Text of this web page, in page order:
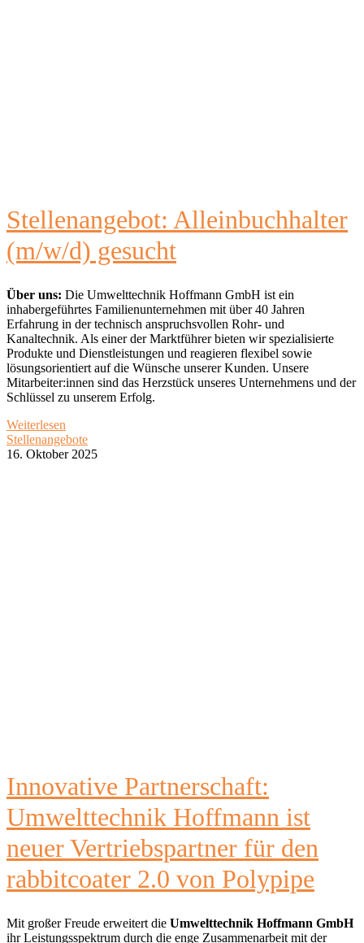
Stellenangebot: Alleinbuchhalter
(m/w/d) gesucht
Über uns: Die Umwelttechnik Hoffmann GmbH ist ein
inhabergeführtes Familienunternehmen mit über 40 Jahren
Erfahrung in der technisch anspruchsvollen Rohr- und
Kanaltechnik. Als einer der Marktführer bieten wir spezialisierte
Produkte und Dienstleistungen und reagieren flexibel sowie
lösungsorientiert auf die Wünsche unserer Kunden. Unsere
Mitarbeiter:innen sind das Herzstück unseres Unternehmens und der
Schlüssel zu unserem Erfolg.
Weiterlesen
Stellenangebote
16. Oktober 2025
Innovative Partnerschaft:
Umwelttechnik Hoffmann ist
neuer Vertriebspartner für den
rabbitcoater 2.0 von Polypipe
Mit großer Freude erweitert die Umwelttechnik Hoffmann GmbH
ihr Leistungsspektrum durch die enge Zusammenarbeit mit der